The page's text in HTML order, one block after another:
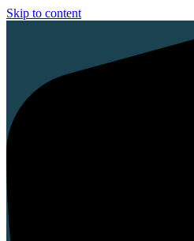
Skip to content